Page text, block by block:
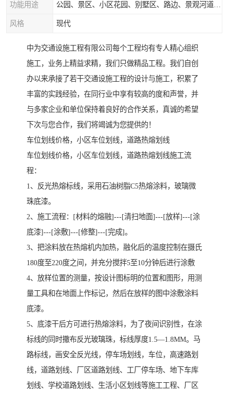
功能用途
风格 现代
中为交通设施工程有限公司每个工程均有专人精心组织
施工，业务上精益求精，我们只做精品工程。我们自创
办以来承接了若干交通设施工程的设计与施工，积累了
丰富的实践经验，在同行业中享有较高的度和声誉，并
与多家企业和单位保持着良好的合作关系，真诚的希望
下次与您合作，我们将竭诚为您提供的！
车位划线价格，小区车位划线，道路热熔划线
车位划线价格，小区车位划线，道路热熔划线施工流
程：
1、反光热熔标线，采用石油树脂C5热熔涂料，玻璃微
珠底漆。
2、施工流程：[材料的熔融]---[清扫地面]---[放样]---[涂
底漆]---[涂敷]---[修整]---[完成]。
3、把涂料放在热熔机内加热，融化后的温度控制在摄氏
180度至220度之间，并充分搅拌5至10分钟后进行涂敷
4、放样位置的测量，按设计图标明的位置和图形，用测
量工具和在地面上作标记，然后在放样的图中涂敷涂料
底漆。
5、底漆干后方可进行热熔涂料，为了夜间识别性，在涂
标线的同时撒布反光玻璃珠，标线厚度1.5—1.8MM。马
路标线，画安全反光线，停车场划线，车位，高速路划
线，道路划线、厂区道路划线、工厂停车场、地下车库
划线、学校道路划线、生活小区划线等施工工程、厂区